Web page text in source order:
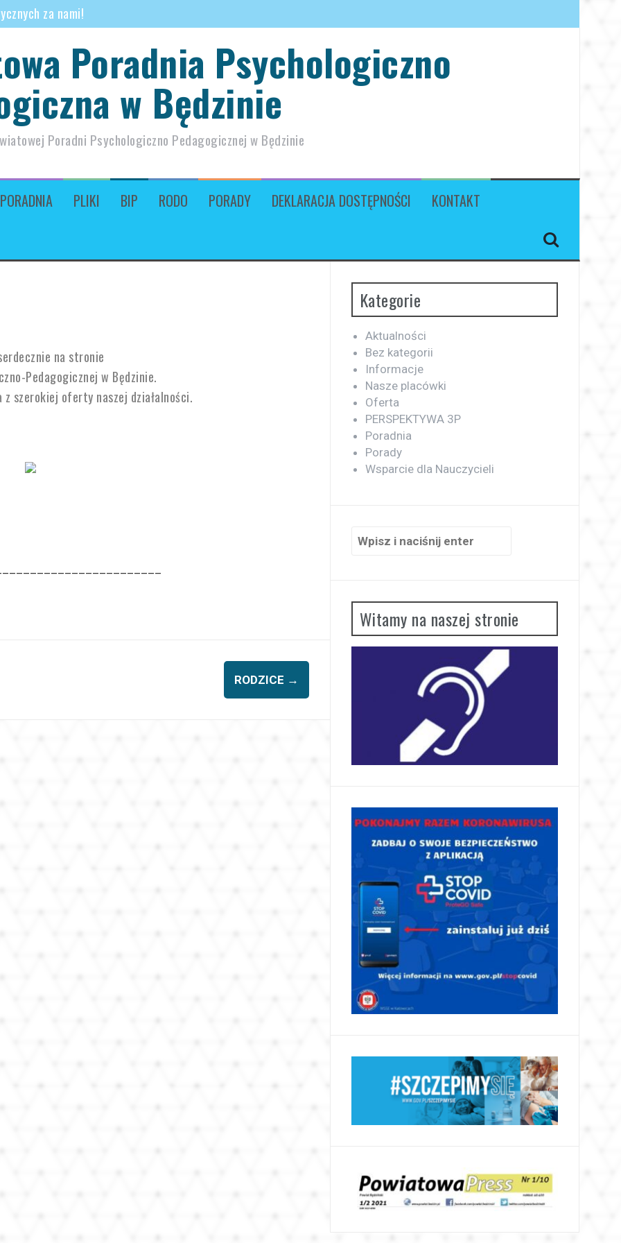
za nami!
Poradnia Psychologiczno
w Będzinie
Poradni Psychologiczno Pedagogicznej w Będzinie
PORADNIA PLIKI BIP RODO PORADY DEKLARACJA DOSTĘPNOŚCI
KONTAKT
na stronie
Pedagogicznej w Będzinie.
z szerokiej oferty naszej działalności.
RODZICE →
Kategorie
Aktualności
Bez kategorii
Informacje
Nasze placówki
Oferta
PERSPEKTYWA 3P
Poradnia
Porady
Wsparcie dla Nauczycieli
Szukaj:
Witamy na naszej stronie